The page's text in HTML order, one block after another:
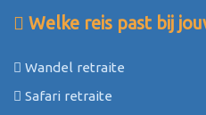
Welke reis past bij
Wandel retraite
Safari retraite